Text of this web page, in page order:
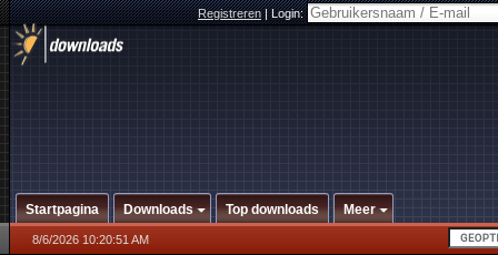
Registreren|Login:
Startpagina Downloads Top downloads Meer
8/6/2026 10:20:51 AM